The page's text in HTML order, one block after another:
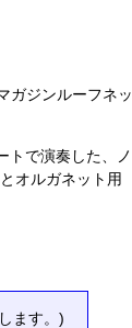
ガジンルーフネッ
トで演奏した、ノ
オルガネット用
ます。)